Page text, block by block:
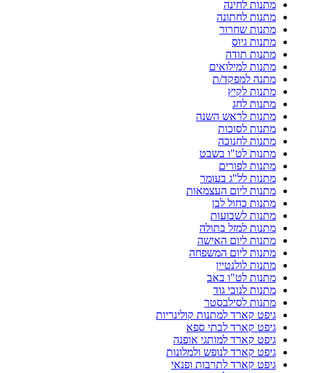
מתנות לחינה
מתנות לחתונה
מתנות שחרור
מתנות גיוס
מתנות תודה
מתנות למילואים
מתנה למפקד/ת
מתנות לקיץ
מתנות לחג
מתנות לראש השנה
מתנות לסוכות
מתנות לחנוכה
מתנות לט"ו בשבט
מתנות לפורים
מתנות לל"ג בעומר
מתנות ליום העצמאות
מתנות כחול לבן
מתנות לשבועות
מתנות למזל בתולה
מתנות ליום האישה
מתנות ליום המשפחה
מתנות לולנטיין
מתנות לט"ו באב
מתנות לנובי גוד
מתנות לסילבסטר
גיפט קארד למתנות קולינריות
גיפט קארד לבתי ספא
גיפט קארד למותגי אופנה
גיפט קארד לנופש ולמלונות
גיפט קארד לתרבות ופנאי